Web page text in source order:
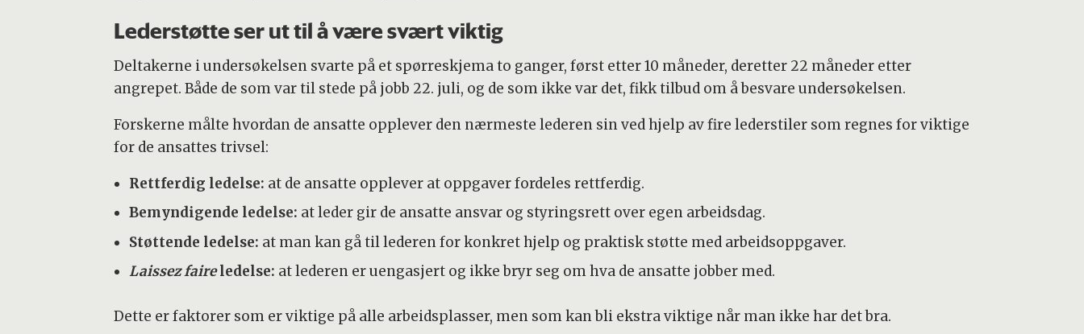
Lederstøtte ser ut til å være svært viktig
Deltakerne i undersøkelsen svarte på et spørreskjema to ganger, først etter 10 måneder, deretter 22 måneder etter
angrepet. Både de som var til stede på jobb 22. juli, og de som ikke var det, fikk tilbud om å besvare undersøkelsen.
Forskerne målte hvordan de ansatte opplever den nærmeste lederen sin ved hjelp av fire lederstiler som regnes for viktige
for de ansattes trivsel:
Rettferdig ledelse: at de ansatte opplever at oppgaver fordeles rettferdig.
Bemyndigende ledelse: at leder gir de ansatte ansvar og styringsrett over egen arbeidsdag.
Støttende ledelse: at man kan gå til lederen for konkret hjelp og praktisk støtte med arbeidsoppgaver.
Laissez faireledelse: at lederen er uengasjert og ikke bryr seg om hva de ansatte jobber med.
Dette er faktorer som er viktige på alle arbeidsplasser, men som kan bli ekstra viktige når man ikke har det bra.